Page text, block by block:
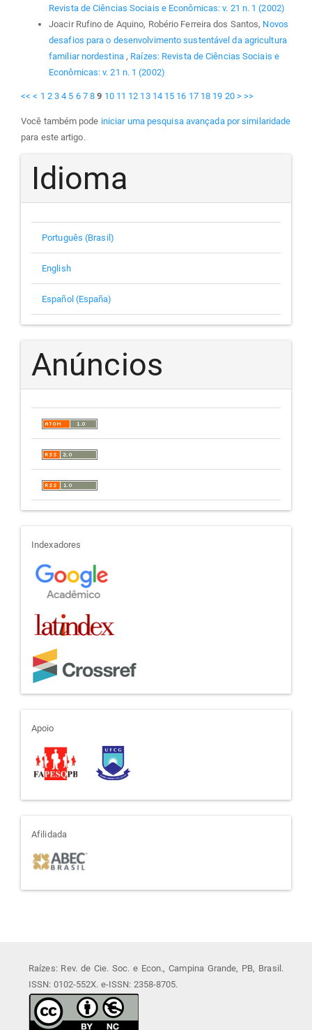
Revista de Ciências Sociais e Econômicas: v. 21 n. 1 (2002)
Joacir Rufino de Aquino, Robério Ferreira dos Santos, Novos
desafios para o desenvolvimento sustentável da agricultura
familiar nordestina , Raízes: Revista de Ciências Sociais e
Econômicas: v. 21 n. 1 (2002)
<< < 1 2 3 4 5 6 7 8 9 10 11 12 13 14 15 16 17 18 19 20 > >>
Você também pode iniciar uma pesquisa avançada por similaridade
para este artigo.
Idioma
Português (Brasil)
English
Español (España)
Anúncios
indexadores
Indexadores
apoio
Apoio
afiliada
Afilidada
Raízes: Rev. de Cie. Soc. e Econ., Campina Grande, PB, Brasil.
ISSN: 0102-552X. e-ISSN: 2358-8705.